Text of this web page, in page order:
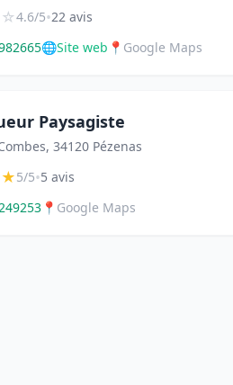
☆4.6/5•22 avis
🌐Site web 📍 Google Maps
Paysagiste
34120 Pézenas
★5/5•5 avis
📍 Google Maps